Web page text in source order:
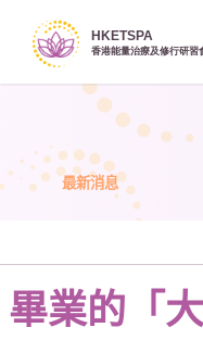
最新消息
畢業的「